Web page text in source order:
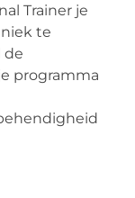
Trainer je
te
de
programma